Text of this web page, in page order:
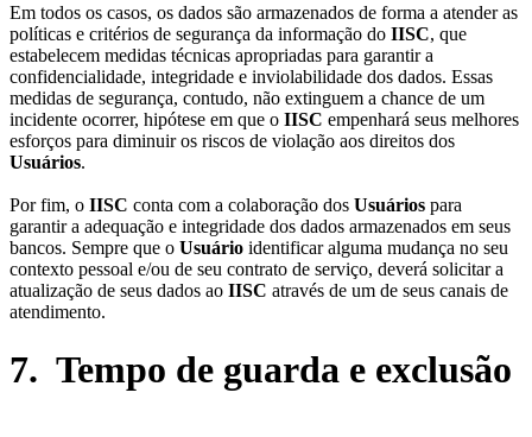
Em todos os casos, os dados são armazenados de forma a atender as
políticas e critérios de segurança da informação do IISC, que
estabelecem medidas técnicas apropriadas para garantir a
confidencialidade, integridade e inviolabilidade dos dados. Essas
medidas de segurança, contudo, não extinguem a chance de um
incidente ocorrer, hipótese em que o IISC empenhará seus melhores
esforços para diminuir os riscos de violação aos direitos dos
Usuários.
Por fim, o IISC conta com a colaboração dos Usuários para
garantir a adequação e integridade dos dados armazenados em seus
bancos. Sempre que o Usuário identificar alguma mudança no seu
contexto pessoal e/ou de seu contrato de serviço, deverá solicitar a
atualização de seus dados ao IISC através de um de seus canais de
atendimento.
7. Tempo de guarda e exclusão